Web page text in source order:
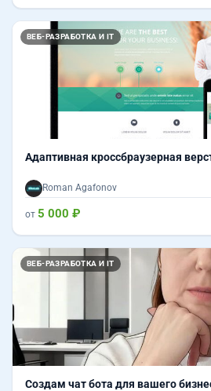
ВЕБ-РАЗРАБОТКА И IT
Адаптивная кроссбраузерная
Roman Agafonov
от 5 000 ₽
ВЕБ-РАЗРАБОТКА И IT
Создам чат бота для вашего